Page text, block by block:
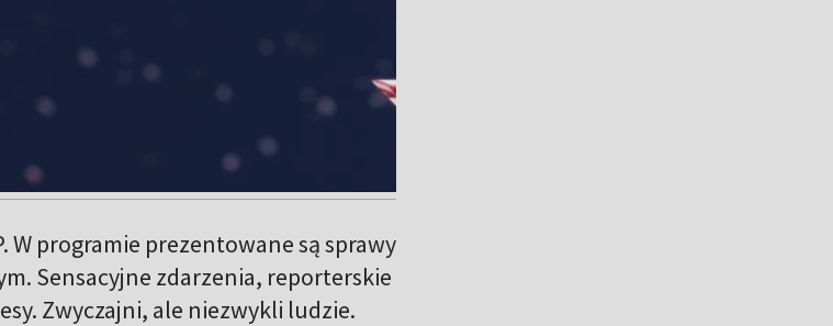
W programie prezentowane są sprawy
Sensacyjne zdarzenia, reporterskie
Zwyczajni, ale niezwykli ludzie.